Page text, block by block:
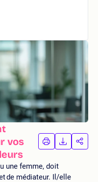
vos
IMPRIMER
LA
LA
une femme, doit
de médiateur. Il/elle